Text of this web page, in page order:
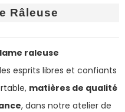
Râleuse
raleuse
esprits libres et confiants
matières de qualité
, dans notre atelier de